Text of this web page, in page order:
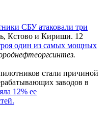
СБУ атаковали три
Кстово и Кириши. 12
один из самых мощных
стали причиной
заводов в
12% ее